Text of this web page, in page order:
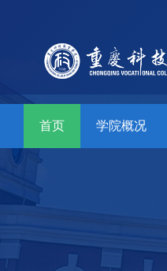
首页 学院概况